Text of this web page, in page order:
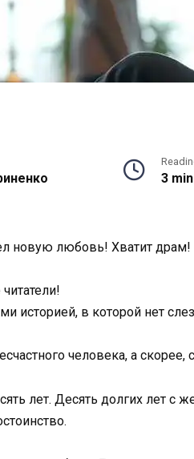
3 min
новую любовь! Хватит драм!
историей, в которой нет
человека, а
лет. Десять долгих лет с